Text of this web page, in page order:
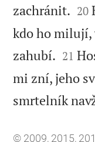
zachránit. 

20
kdo ho milují,
zahubí. 

21
mi zní, jeho
smrtelník
© 2009, 2015,